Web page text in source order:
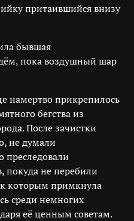
притаившийся внизу
бывшая
пока воздушный шар
намертво прикрепилось
бегства из
После зачистки
не думали
преследовали
не перебили
которым примкнула
среди немногих
её ценным советам.